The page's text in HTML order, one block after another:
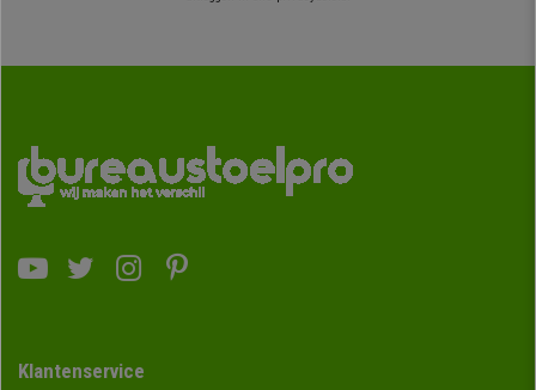
Klantenservice